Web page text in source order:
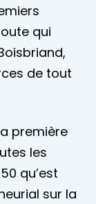
qui
de tout
première
les
qu’est
sur la